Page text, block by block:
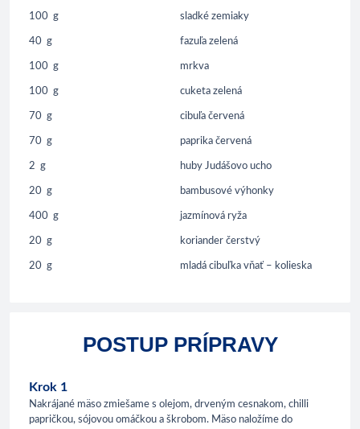
100 g sladké zemiaky
40 g fazuľa zelená
100 g mrkva
100 g cuketa zelená
70 g cibuľa červená
70 g paprika červená
2 g huby Judášovo ucho
20 g bambusové výhonky
400 g jazmínová ryža
20 g koriander čerstvý
20 g mladá cibuľka vňať – kolieska
POSTUP PRÍPRAVY
Krok 1
Nakrájané mäso zmiešame s olejom, drveným cesnakom, chilli
papričkou, sójovou omáčkou a škrobom. Mäso naložíme do